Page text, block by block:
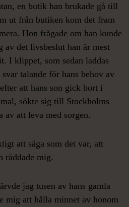
en butik han brukade gå till
ut från butiken kom det fram
Hon frågade om han kunde
av det livsbeslut han är mest
I klippet, som sedan laddas
talande för hans behov av
att hans son gick bort i
sökte sig till Stockholms
av att leva med sorgen.
att säga som det var, att
räddade mig.
jag tusen av hans gamla
mig att hålla minnet av honom